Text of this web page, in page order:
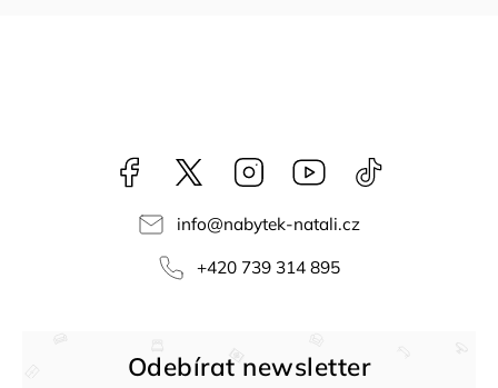
Facebook NataliNabytek
Instagram YouTube
info@nabytek-natali.cz
+420 739 314 895
Odebírat newsletter